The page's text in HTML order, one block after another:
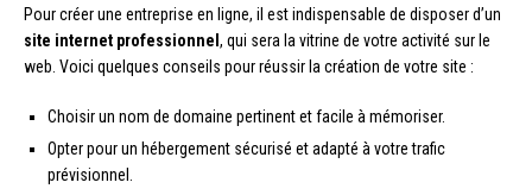
Pour créer une entreprise en ligne, il est indispensable de disposer d’un
site internet professionnel, qui sera la vitrine de votre activité sur le
web. Voici quelques conseils pour réussir la création de votre site :
Choisir un nom de domaine pertinent et facile à mémoriser.
Opter pour un hébergement sécurisé et adapté à votre trafic
prévisionnel.